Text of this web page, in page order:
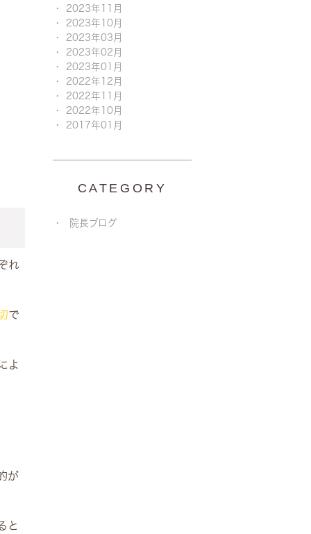
れ
で
よ
が
と
2023年11月
2023年10月
2023年03月
2023年02月
2023年01月
2022年12月
2022年11月
2022年10月
2017年01月
CATEGORY
院長ブログ